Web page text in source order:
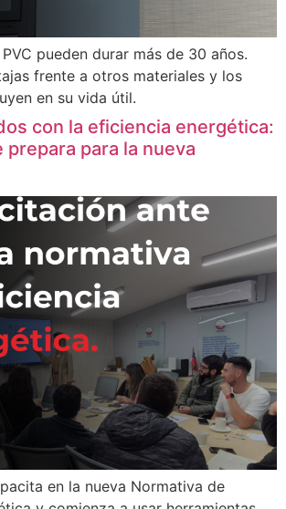
pueden durar más de 30 años.
frente a otros materiales y los
en su vida útil.
con la eficiencia energética:
prepara para la nueva
en la nueva Normativa de